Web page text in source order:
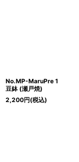
No.MP-MaruPre 1
豆鉢 (瀬戸焼)
2,200円(税込)